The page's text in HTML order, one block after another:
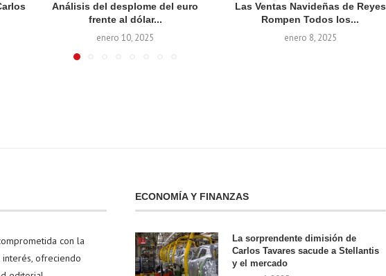
Análisis del desplome del euro
frente al dólar...
enero 10, 2025
Las Ventas Navideñas de Reyes
Rompen Todos los...
enero 8, 2025
con la
ofreciendo
ECONOMÍA Y FINANZAS
La sorprendente dimisión de
Carlos Tavares sacude a Stellantis
y el mercado